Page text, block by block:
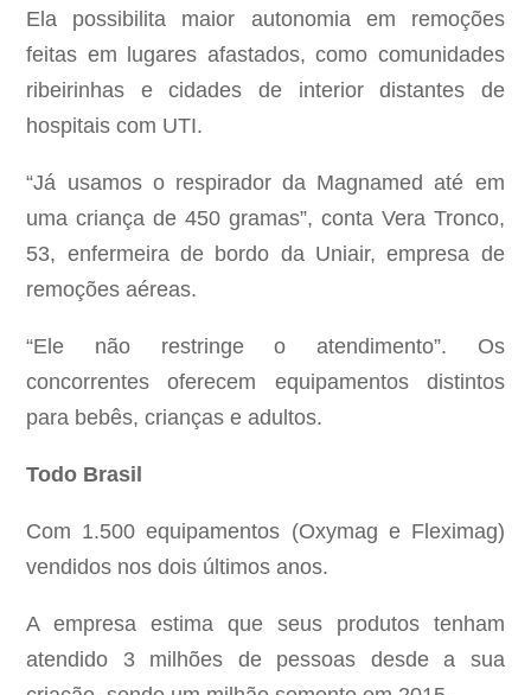
Ela possibilita maior autonomia em remoções
feitas em lugares afastados, como comunidades
ribeirinhas e cidades de interior distantes de
hospitais com UTI.
“Já usamos o respirador da Magnamed até em
uma criança de 450 gramas”, conta Vera Tronco,
53, enfermeira de bordo da Uniair, empresa de
remoções aéreas.
“Ele não restringe o atendimento”. Os
concorrentes oferecem equipamentos distintos
para bebês, crianças e adultos.
Todo Brasil
Com 1.500 equipamentos (Oxymag e Fleximag)
vendidos nos dois últimos anos.
A empresa estima que seus produtos tenham
atendido 3 milhões de pessoas desde a sua